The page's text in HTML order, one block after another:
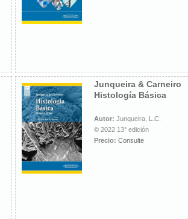
Junqueira & Carneiro
Histología Básica
Autor: Junqueira, L.C.
© 2022 13° edición
Precio: Consulte